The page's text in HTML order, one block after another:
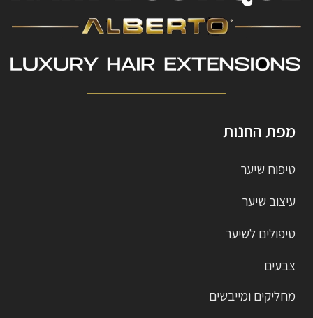
מפת החנות
טיפוח שיער
עיצוב שיער
טיפולים לשיער
צבעים
מחליקים ומייבשים